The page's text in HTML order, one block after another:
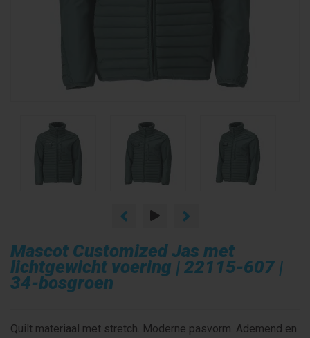
Mascot Customized Jas met
lichtgewicht voering | 22115-607 |
34-bosgroen
Quilt materiaal met stretch. Moderne pasvorm. Ademend en